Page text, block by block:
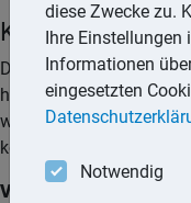
Kuren
Den Begriff »Kur« gibt
hartnäckig in den
wird von sogenannten
können am Wohnort
Voraussetzungen
diese Zwecke zu.
Ihre
Informationen
eingesetzten
Notwendig